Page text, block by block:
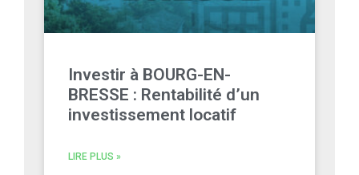
Investir à BOURG-EN-
BRESSE : Rentabilité d’un
investissement locatif
LIRE PLUS »